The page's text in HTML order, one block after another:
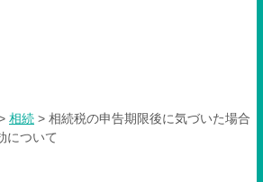
相続 > 相続税の申告期限後に気づいた場合
について